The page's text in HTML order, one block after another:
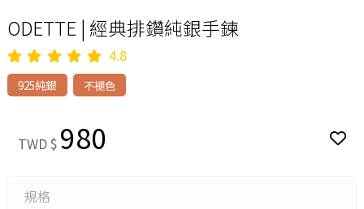
ODETTE | 經典排鑽純銀手鍊
4.8
925純銀 不褪色
TWD $ 980
規格